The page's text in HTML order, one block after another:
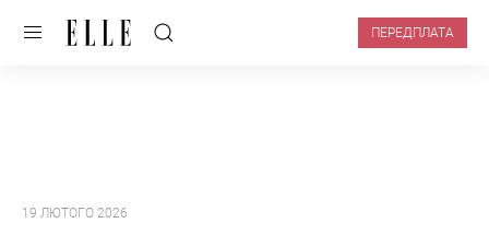
ПЕРЕДПЛАТА
19 ЛЮТОГО 2026